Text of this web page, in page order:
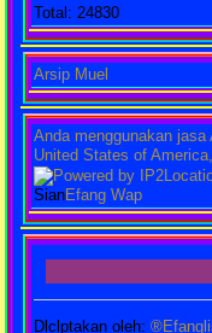
Total: 24830
Arsip Muel
Anda menggunakan
United States of
SianEfang Wap
Dlclptakan oleh: